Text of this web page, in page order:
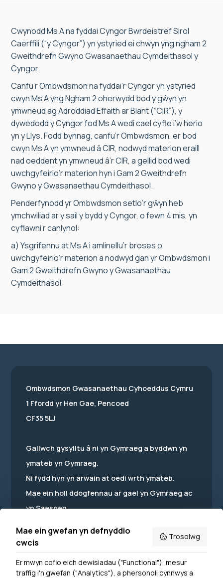
Cwynodd Ms A na fyddai Cyngor Bwrdeistref Sirol
Caerffili (“y Cyngor”) yn ystyried ei chwyn yng ngham 2
Gweithdrefn Gwyno Gwasanaethau Cymdeithasol y
Cyngor.
Canfu’r Ombwdsmon na fyddai’r Cyngor yn ystyried
cwyn Ms A yng Ngham 2 oherwydd bod y gŵyn yn
ymwneud ag Adroddiad Effaith ar Blant (“CIR”), y
dywedodd y Cyngor fod Ms A wedi cael cyfle i’w herio
yn y Llys. Fodd bynnag, canfu’r Ombwdsmon, er bod
cwyn Ms A yn ymwneud â CIR, nodwyd materion eraill
nad oeddent yn ymwneud â’r CIR, a gellid bod wedi
uwchgyfeirio’r materion hyn i Gam 2 Gweithdrefn
Gwyno y Gwasanaethau Cymdeithasol.
Penderfynodd yr Ombwdsmon setlo’r gŵyn heb
ymchwiliad ar y sail y bydd y Cyngor, o fewn 4 mis, yn
cyflawni’r canlynol:
a) Ysgrifennu at Ms A i amlinellu’r broses o
uwchgyfeirio’r materion a nodwyd gan yr Ombwdsmon i
Gam 2 Gweithdrefn Gwyno y Gwasanaethau
Cymdeithasol
Ombwdsmon Gwasanaethau Cyhoeddus Cymru
1 Ffordd yr Hen Gae, Pencoed
CF35 5LJ
Gallwch gysylltu â ni yn Gymraeg a byddwn yn
ymateb yn Gymraeg.
Ni fydd hyn yn arwain at oedi wrth ymateb.
Mae ein holl ddogfennau ar gael yn Gymraeg ac
yn Saesneg.
Powered by Translate
Mae ein gwefan yn defnyddio
cwcis
Trosolwg
Er mwyn cofio eich dewisiadau ("Functional"), mesur
traffig i'n gwefan ("Analytics"), a phersonoli cynnwys a